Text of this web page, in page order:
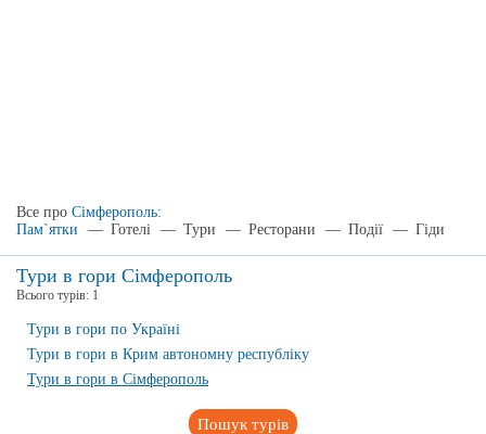
Все про Сімферополь:
Пам`ятки
— Готелі — Тури — Ресторани — Події — Гіди
Тури в гори Сімферополь
Всього турів: 1
Тури в гори по Україні
Тури в гори в Крим автономну республіку
Тури в гори в Сімферополь
Пошук турів